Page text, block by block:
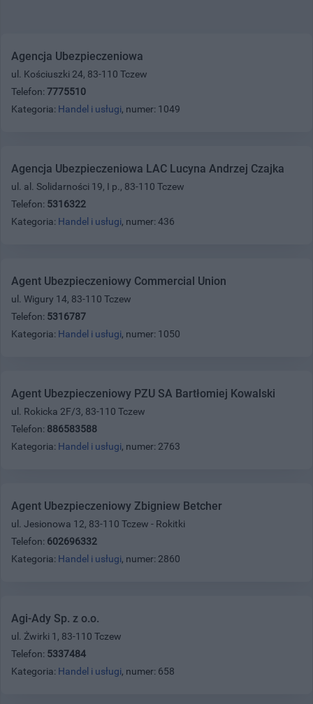
Agencja Ubezpieczeniowa
ul. Kościuszki 24, 83-110 Tczew
Telefon: 7775510
Kategoria: Handel i usługi, numer: 1049
Agencja Ubezpieczeniowa LAC Lucyna Andrzej Czajka
ul. al. Solidarności 19, I p., 83-110 Tczew
Telefon: 5316322
Kategoria: Handel i usługi, numer: 436
Agent Ubezpieczeniowy Commercial Union
ul. Wigury 14, 83-110 Tczew
Telefon: 5316787
Kategoria: Handel i usługi, numer: 1050
Agent Ubezpieczeniowy PZU SA Bartłomiej Kowalski
ul. Rokicka 2F/3, 83-110 Tczew
Telefon: 886583588
Kategoria: Handel i usługi, numer: 2763
Agent Ubezpieczeniowy Zbigniew Betcher
ul. Jesionowa 12, 83-110 Tczew - Rokitki
Telefon: 602696332
Kategoria: Handel i usługi, numer: 2860
Agi-Ady Sp. z o.o.
ul. Żwirki 1, 83-110 Tczew
Telefon: 5337484
Kategoria: Handel i usługi, numer: 658